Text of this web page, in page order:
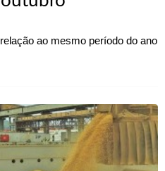
ao mesmo período do ano